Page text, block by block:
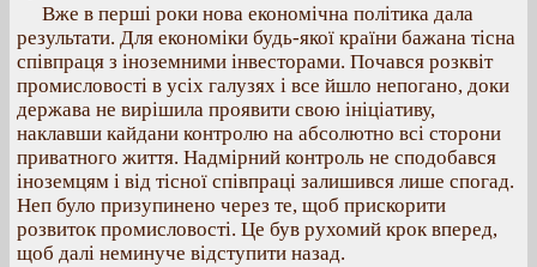
Вже в перші роки нова економічна політика дала
результати. Для економіки будь-якої країни бажана тісна
співпраця з іноземними інвесторами. Почався розквіт
промисловості в усіх галузях і все йшло непогано, доки
держава не вирішила проявити свою ініціативу,
наклавши кайдани контролю на абсолютно всі сторони
приватного життя. Надмірний контроль не сподобався
іноземцям і від тісної співпраці залишився лише спогад.
Неп було призупинено через те, щоб прискорити
розвиток промисловості. Це був рухомий крок вперед,
щоб далі неминуче відступити назад.